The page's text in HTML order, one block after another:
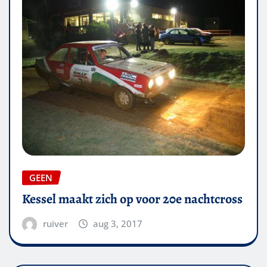
GEEN
Kessel maakt zich op voor 20e nachtcross
ruiver aug 3, 2017